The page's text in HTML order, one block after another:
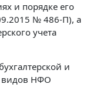
и порядке его
№ 486-П), а
учета
и
видов НФО